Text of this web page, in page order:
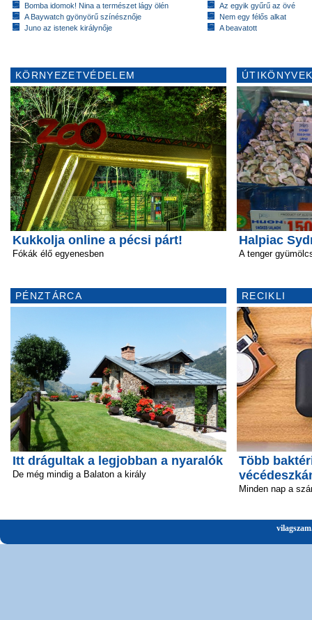
Bomba idomok! Nina a természet lágy ölén
A Baywatch gyönyörű színésznője
Juno az istenek királynője
Az egyik gyűrű az övé
Nem egy félős alkat
A beavatott
KÖRNYEZETVÉDELEM
Kukkolja online a pécsi párt!
Fókák élő egyenesben
PÉNZTÁRCA
Itt drágultak a legjobban a nyaralók
De még mindig a Balaton a király
Halpiac
A tenger
RECIKLI
Több
Minden nap a